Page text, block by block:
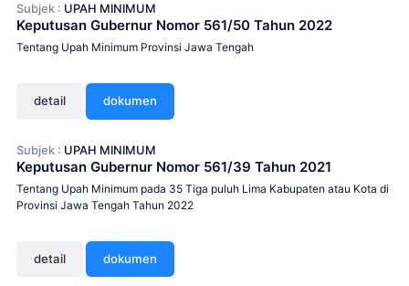
Subjek : UPAH MINIMUM
Keputusan Gubernur Nomor 561/50 Tahun 2022
Tentang Upah Minimum Provinsi Jawa Tengah
detail dokumen
Subjek : UPAH MINIMUM
Keputusan Gubernur Nomor 561/39 Tahun 2021
Tentang Upah Minimum pada 35 Tiga puluh Lima Kabupaten atau Kota di
Provinsi Jawa Tengah Tahun 2022
detail dokumen